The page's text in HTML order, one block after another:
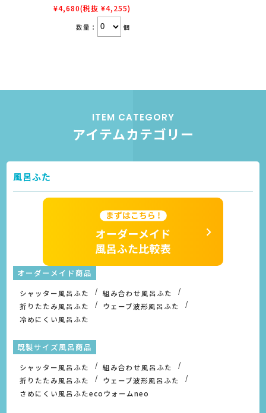
¥4,680(税抜 ¥4,255)
数量： 個
ITEM CATEGORY
アイテムカテゴリー
風呂ふた
オーダーメイド商品
シャッター風呂ふた
組み合わせ風呂ふた
折りたたみ風呂ふた
ウェーブ波形風呂ふた
冷めにくい風呂ふた
既製サイズ風呂商品
シャッター風呂ふた
組み合わせ風呂ふた
折りたたみ風呂ふた
ウェーブ波形風呂ふた
さめにくい風呂ふたecoウォームneo